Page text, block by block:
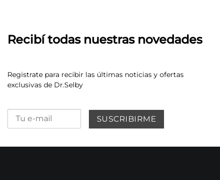
Recibí todas nuestras novedades
Registrate para recibir las últimas noticias y ofertas
exclusivas de Dr.Selby